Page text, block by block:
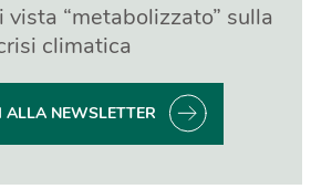
vista “metabolizzato” sulla
climatica
ALLA NEWSLETTER